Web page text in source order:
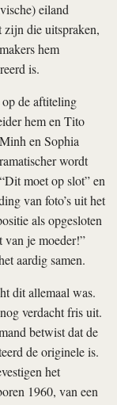
eiland
zijn die uitspraken,
hem
is.
de aftiteling
hem en Tito
en Sophia
wordt
moet op slot” en
van foto’s uit het
als opgesloten
van je moeder!”
aardig samen.
dit allemaal was.
verdacht fris uit.
betwist dat de
de originele is.
het
1960, van een